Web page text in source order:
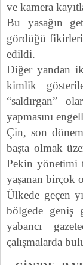
ve kamera
Bu yasağın
gördüğü
edildi.
Diğer yandan
kimlik
“saldırgan”
yapmasını
Çin, son
başta olmak
Pekin yönetimi
yaşanan birçok
Ülkede geçen
bölgede geniş
yabancı
çalışmalarda